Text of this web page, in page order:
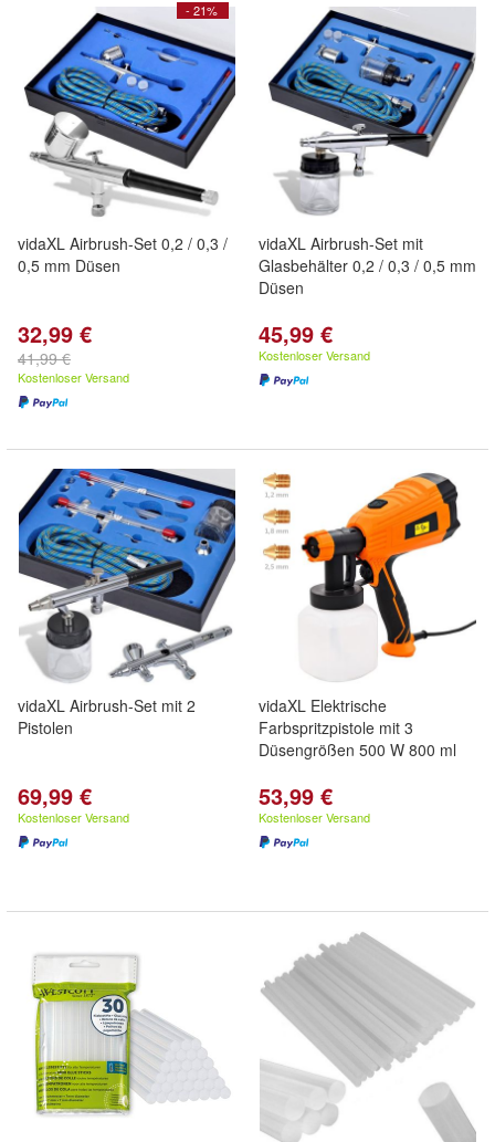
- 21%
vidaXL Airbrush-Set 0,2 / 0,3 /
0,5 mm Düsen
32,99 €
41,99 €
Kostenloser Versand
vidaXL Airbrush-Set mit
Glasbehälter 0,2 / 0,3 / 0,5 mm
Düsen
45,99 €
Kostenloser Versand
vidaXL Airbrush-Set mit 2
Pistolen
69,99 €
Kostenloser Versand
vidaXL Elektrische
Farbspritzpistole mit 3
Düsengrößen 500 W 800 ml
53,99 €
Kostenloser Versand